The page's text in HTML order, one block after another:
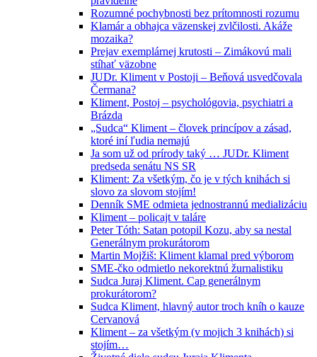
Rozumné pochybnosti bez prítomnosti rozumu
Klamár a obhajca väzenskej zvlčilosti. Akáže
mozaika?
Prejav exemplárnej krutosti – Zimákovú mali
stíhať väzobne
JUDr. Kliment v Postoji – Beňová usvedčovala
Čermana?
Kliment, Postoj – psychológovia, psychiatri a
Brázda
„Sudca“ Kliment – človek princípov a zásad,
ktoré iní ľudia nemajú
Ja som už od prírody taký … JUDr. Kliment
predseda senátu NS SR
Kliment: Za všetkým, čo je v tých knihách si
slovo za slovom stojím!
Denník SME odmieta jednostrannú medializáciu
Kliment – policajt v taláre
Peter Tóth: Satan potopil Kozu, aby sa nestal
Generálnym prokurátorom
Martin Mojžiš: Kliment klamal pred výborom
SME-čko odmietlo nekorektnú žurnalistiku
Sudca Juraj Kliment. Cap generálnym
prokurátorom?
Sudca Kliment, hlavný autor troch kníh o kauze
Cervanová
Kliment – za všetkým (v mojich 3 knihách) si
stojím…